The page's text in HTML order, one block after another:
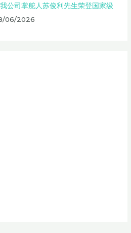
公司掌舵人苏俊利先生荣登国家级
06/2026